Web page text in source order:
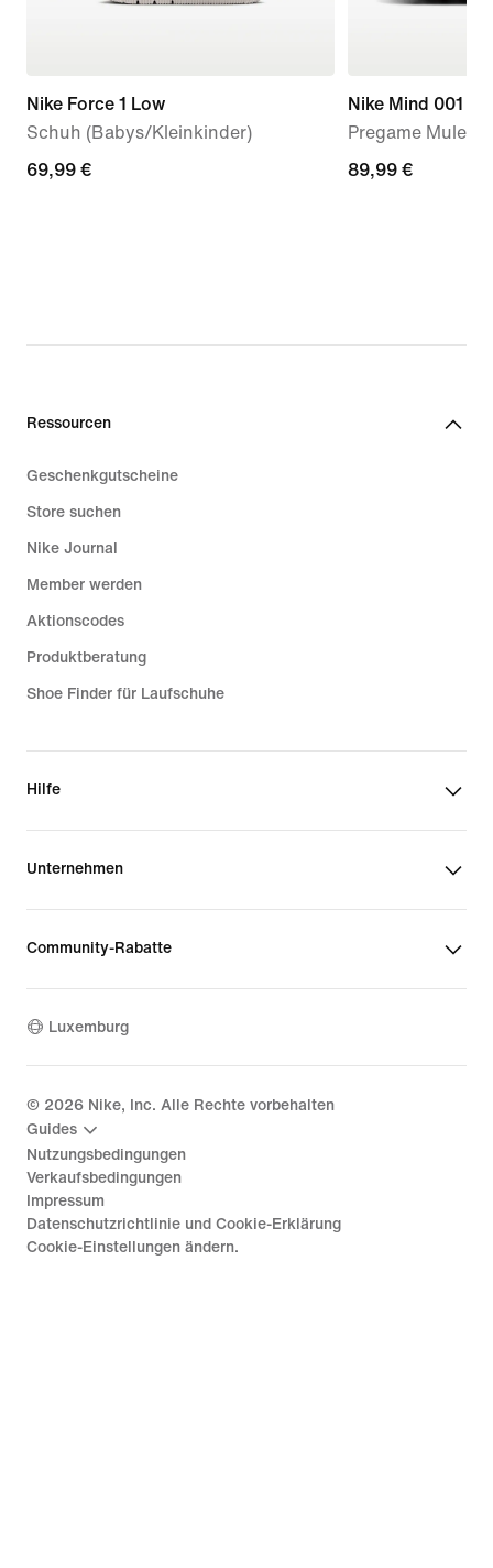
Nike Force 1 Low
Schuh (Babys/Kleinkinder)
69,99 €
69,99 €
Nike Mind 001
Pregame Mule
89,99 €
89,99 €
Ressourcen
Geschenkgutscheine
Store suchen
Nike Journal
Member werden
Aktionscodes
Produktberatung
Shoe Finder für Laufschuhe
Hilfe
Unternehmen
Community-Rabatte
Luxemburg
© 2026 Nike, Inc. Alle Rechte vorbehalten
Guides
Nutzungsbedingungen
Verkaufsbedingungen
Impressum
Datenschutzrichtlinie und Cookie-Erklärung
Cookie-Einstellungen ändern.